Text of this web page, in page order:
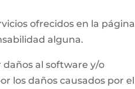
ofrecidos en la página
alguna.
daños al software y/o
los daños causados por el